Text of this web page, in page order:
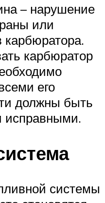
– нарушение
или
карбюратора.
карбюратор
его
должны быть
исправными.
системы